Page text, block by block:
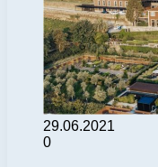
29.06.2021
0